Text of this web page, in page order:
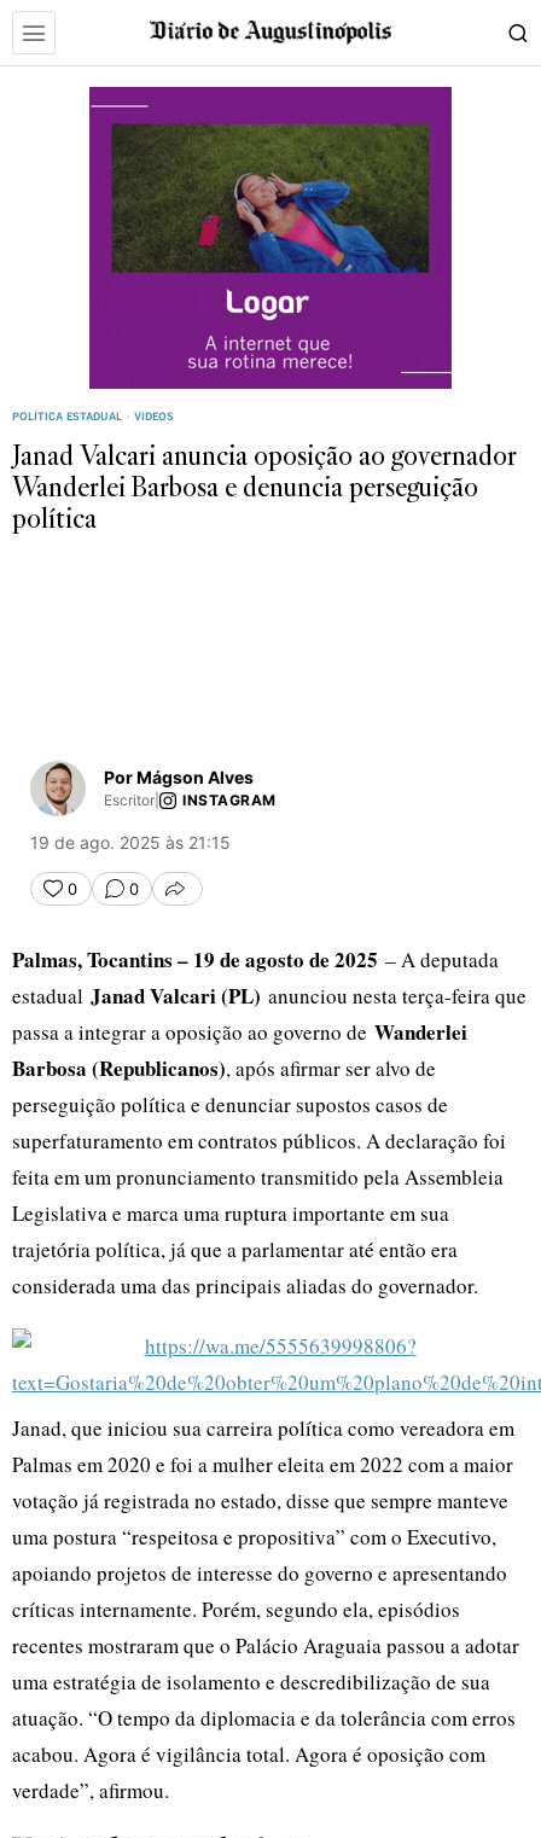
POLÍTICA ESTADUAL · VIDEOS
Janad Valcari anuncia oposição ao governador
Wanderlei Barbosa e denuncia perseguição
política
Por Mágson Alves
Escritor INSTAGRAM
19 de ago. 2025 às 21:15
0 0 COMPARTILHAR
Palmas, Tocantins – 19 de agosto de 2025 – A deputada
estadual Janad Valcari (PL) anunciou nesta terça-feira que
passa a integrar a oposição ao governo de Wanderlei
Barbosa (Republicanos), após afirmar ser alvo de
perseguição política e denunciar supostos casos de
superfaturamento em contratos públicos. A declaração foi
feita em um pronunciamento transmitido pela Assembleia
Legislativa e marca uma ruptura importante em sua
trajetória política, já que a parlamentar até então era
considerada uma das principais aliadas do governador.
Janad, que iniciou sua carreira política como vereadora em
Palmas em 2020 e foi a mulher eleita em 2022 com a maior
votação já registrada no estado, disse que sempre manteve
uma postura “respeitosa e propositiva” com o Executivo,
apoiando projetos de interesse do governo e apresentando
críticas internamente. Porém, segundo ela, episódios
recentes mostraram que o Palácio Araguaia passou a adotar
uma estratégia de isolamento e descredibilização de sua
atuação. “O tempo da diplomacia e da tolerância com erros
acabou. Agora é vigilância total. Agora é oposição com
verdade”, afirmou.